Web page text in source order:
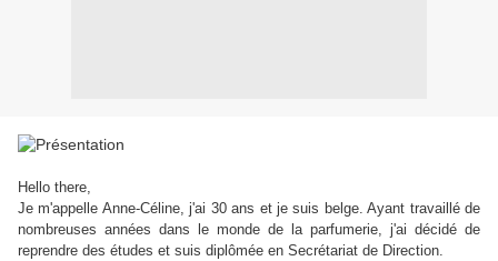
Hello there,
Je m'appelle Anne-Céline, j'ai 30 ans et je suis belge. Ayant travaillé de
nombreuses années dans le monde de la parfumerie, j'ai décidé de
reprendre des études et suis diplômée en Secrétariat de Direction.